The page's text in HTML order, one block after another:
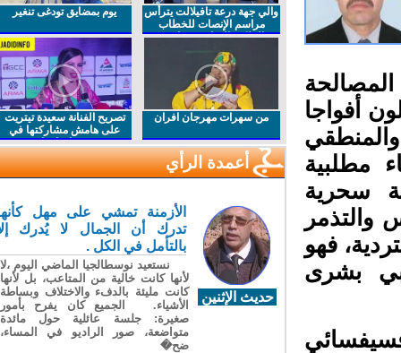
أفواجا
مطلبية
سحرية
والتذمر
فهو
بشرى
والي جهة درعة تافيلالت يترأس
مراسم الإنصات للخطاب
الملكي السامي بمناسبة
يوم بمضايق تودغى تنغير
من سهرات مهرجان افران
تصريح الفنانة سعيدة تيتريت
على هامش مشاركتها في
مهرجان افران
أعمدة الرأي
حديث الإثنين
الأزمنة تمشي على مهل كأنها
تدرك أن الجمال لا يُدرك إلا
بالتأمل في الكل .
نستعيد نوسطالجيا الماضي اليوم ،لا
لأنها كانت خالية من المتاعب، بل لأنها
كانت مليئة بالدفء والاختلاف وبساطة
الأشياء. الجميع كان يفرح بأمور
صغيرة: جلسة عائلية حول مائدة
متواضعة، صور الراديو في المساء،
ضح�